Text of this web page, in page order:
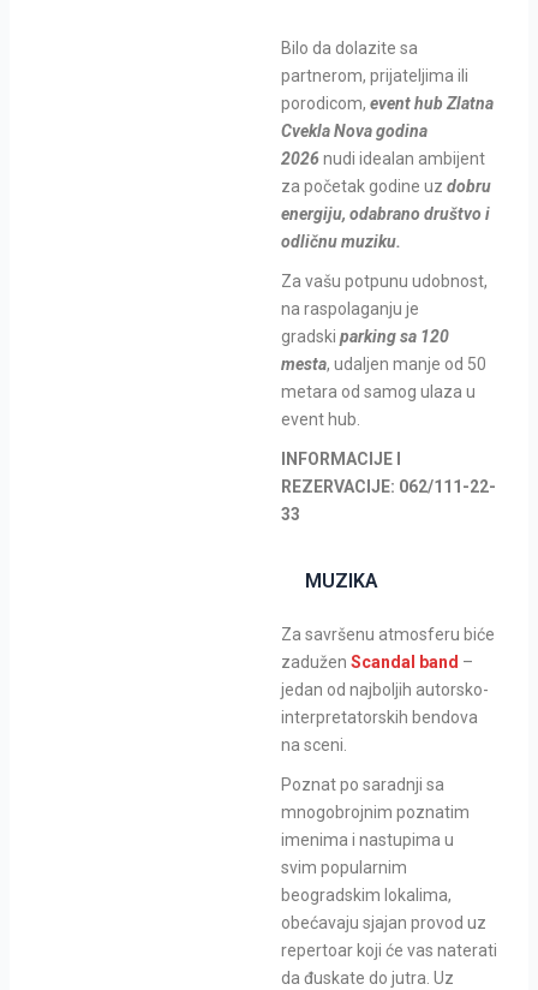
Bilo da dolazite sa
partnerom, prijateljima ili
porodicom, event hub Zlatna
Cvekla Nova godina
2026 nudi idealan ambijent
za početak godine uz dobru
energiju, odabrano društvo i
odličnu muziku.
Za vašu potpunu udobnost,
na raspolaganju je
gradski parking sa 120
mesta, udaljen manje od 50
metara od samog ulaza u
event hub.
INFORMACIJE I
REZERVACIJE: 062/111-22-
33
MUZIKA
Za savršenu atmosferu biće
zadužen Scandal band –
jedan od najboljih autorsko-
interpretatorskih bendova
na sceni.
Poznat po saradnji sa
mnogobrojnim poznatim
imenima i nastupima u
svim popularnim
beogradskim lokalima,
obećavaju sjajan provod uz
repertoar koji će vas naterati
da đuskate do jutra. Uz